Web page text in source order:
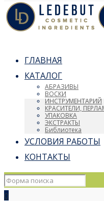
ГЛАВНАЯ
КАТАЛОГ
АБРАЗИВЫ
ВОСКИ
ИНСТРУМЕНТАРИЙ
КРАСИТЕЛИ,
УПАКОВКА
ЭКСТРАКТЫ
Библиотека
УСЛОВИЯ РАБОТЫ
КОНТАКТЫ
0